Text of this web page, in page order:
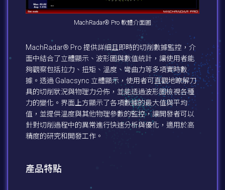
MachRadar® Pro 軟體介面圖
MachRadar® Pro 提供詳細且即時的切削數據監控，介
面中結合了立體顯示、波形圖與數值統計，讓使用者能
夠觀察包括拉力、扭矩、溫度、彎曲力等多項實時數
據。透過 Galacsync 立體顯示，使用者可直觀地瞭解刀
具的切削狀況與物理力分佈，並能透過波形圖檢視各種
力的變化。界面上方顯示了各項數據的最大值與平均
值，並提供溫度與其他物理參數的監控，讓開發者可以
針對切削過程中的異常進行快速分析與優化，適用於高
精度的研究和開發工作。
產品特點